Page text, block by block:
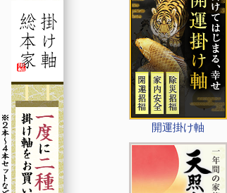
開運掛け軸